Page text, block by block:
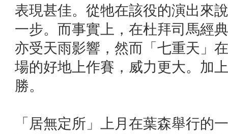
表現甚佳。從牠在該役的演出來
一步。而事實上，在杜拜司馬經
亦受天雨影響，然而「七重天」
場的好地上作賽，威力更大。加
勝。
「居無定所」上月在葉森舉行的